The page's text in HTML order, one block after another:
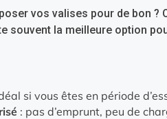
vos valises pour de bon ?
souvent la meilleure option
si vous êtes en période
: pas d’emprunt, peu de